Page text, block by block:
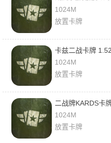
1024M
放置卡牌
卡兹二战卡牌
1024M
放置卡牌
二战牌KARDS卡
1024M
放置卡牌